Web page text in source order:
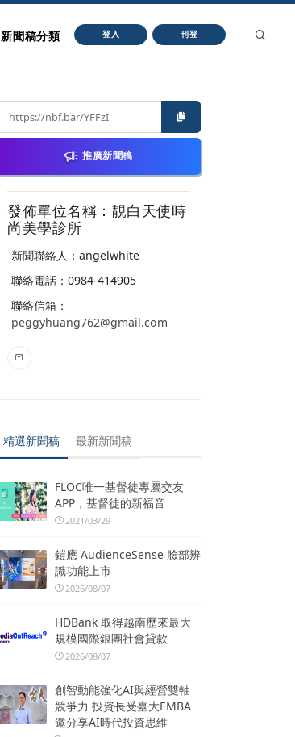
新聞稿分類 登入 刊登
推廣新聞稿
發佈單位名稱：靚白天使時
尚美學診所
新聞聯絡人：angelwhite
聯絡電話：0984-414905
聯絡信箱：
peggyhuang762@gmail.com
精選新聞稿 最新新聞稿
FLOC唯一基督徒專屬交友
APP，基督徒的新福音
2021/03/29
鎧應 AudienceSense 臉部辨
識功能上市
2026/08/07
HDBank 取得越南歷來最大
規模國際銀團社會貸款
2026/08/07
創智動能強化AI與經營雙軸
競爭力 投資長受臺大EMBA
邀分享AI時代投資思維